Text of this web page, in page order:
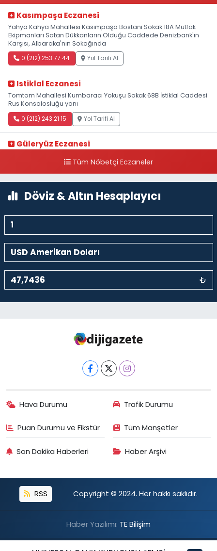
Kasımpaşa Eczanesi
Yahya Kahya Mahallesi Kasımpaşa Bostanı Sokak 18A Mutfak
Ekipmanları Satan Dükkanların Olduğu Caddede Denizbank'ın
Karşısı, Albaraka'nın Sokağında
0 (212) 253 77 44 Yol Tarifi Al
Istiklal Eczanesi
Tomtom Mahallesi Kumbaracı Yokuşu Sokak 68B İstiklal Caddesi
Rus Konsolosluğu yanı
0 (212) 243 21 15 Yol Tarifi Al
Güleryüz Eczanesi
kalaycıbahçe Meydana DoğruTüm Nöbetçi Eczaneler
Döviz & Altın Hesaplayıcı
₺
Hava Durumu Trafik Durumu
Puan Durumu ve Fikstür Tüm Manşetler
Son Dakika Haberleri Haber Arşivi
RSS Copyright © 2024. Her hakkı saklıdır.
Haber Yazılımı: TE Bilişim